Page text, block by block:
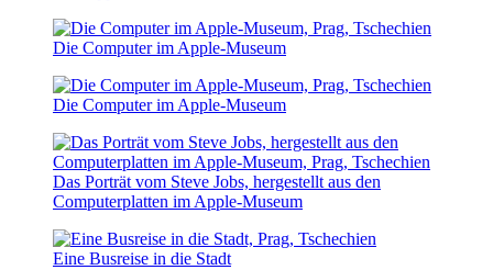
Die Computer im Apple-Museum
Die Computer im Apple-Museum
Das Porträt vom Steve Jobs, hergestellt aus den
Computerplatten im Apple-Museum
Eine Busreise in die Stadt